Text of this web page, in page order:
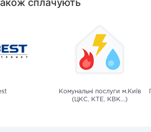
сплачують
Комунальні послуги м.Київ
(ЦКС, КТЕ, КВК...)